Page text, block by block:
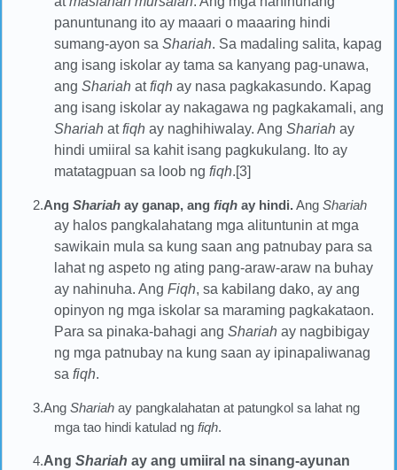
panuntunang ito ay maaari o maaaring hindi
sumang-ayon sa Shariah. Sa madaling salita, kapag
ang isang iskolar ay tama sa kanyang pag-unawa,
ang Shariah atfiqh ay nasa pagkakasundo. Kapag
ang isang iskolar ay nakagawa ng pagkakamali, ang
Shariah atfiqh ay naghihiwalay. Ang Shariah ay
hindi umiiral sa kahit isang pagkukulang. Ito ay
matatagpuan sa loob ng fiqh.[3]
2.Ang Shariah ay ganap, ang fiqh ay hindi.Ang Shariah
ay halos pangkalahatang mga alituntunin at mga
sawikain mula sa kung saan ang patnubay para sa
lahat ng aspeto ng ating pang-araw-araw na buhay
ay nahinuha. Ang Fiqh, sa kabilang dako, ay ang
opinyon ng mga iskolar sa maraming pagkakataon.
Para sa pinaka-bahagi ang Shariah ay nagbibigay
ng mga patnubay na kung saan ay ipinapaliwanag
sa fiqh.
3.Ang Shariah ay pangkalahatan at patungkol sa lahat ng
mga tao hindi katulad ng fiqh.
4.Ang Shariah ay ang umiiral na sinang-ayunan